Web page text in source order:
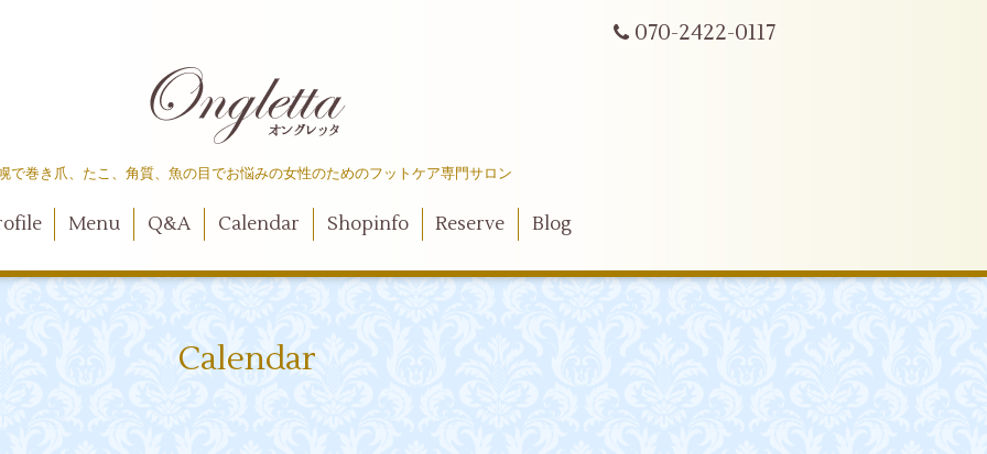
070-2422-0117
で巻き爪、たこ、角質、魚の目でお悩みの女性のためのフットケア専門サロン
Menu Q&A Calendar Shopinfo Reserve Blog
Calendar